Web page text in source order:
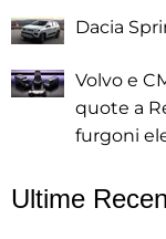
Dacia
Volvo e
quote a
furgoni
Ultime